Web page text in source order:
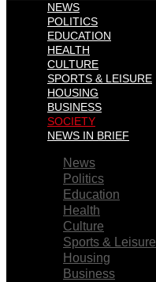
NEWS
POLITICS
EDUCATION
HEALTH
CULTURE
SPORTS & LEISURE
HOUSING
BUSINESS
SOCIETY
NEWS IN BRIEF
News
Politics
Education
Health
Culture
Sports & Leisure
Housing
Business